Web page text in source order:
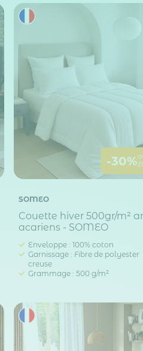
-30%
SOMEO
Couette hiver 500gr/m²
acariens - SOMEO
Enveloppe : 100% coton
Garnissage : Fibre de polyester
creuse
Grammage : 500 g/m²